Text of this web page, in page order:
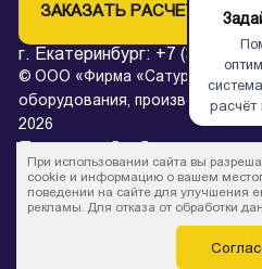
ЗАКАЗАТЬ РАСЧЕТ
г. Екатеринбург: +7 (343)
© ООО «Фирма «Сатурн» —
оборудования, производство
2026
Политика обработки
* Все цены на сайте в процессе
офертой.
При использовании сайта вы
cookie и информацию о вашем
поведении на сайте для улучшения
рекламы. Для отказа от обработки